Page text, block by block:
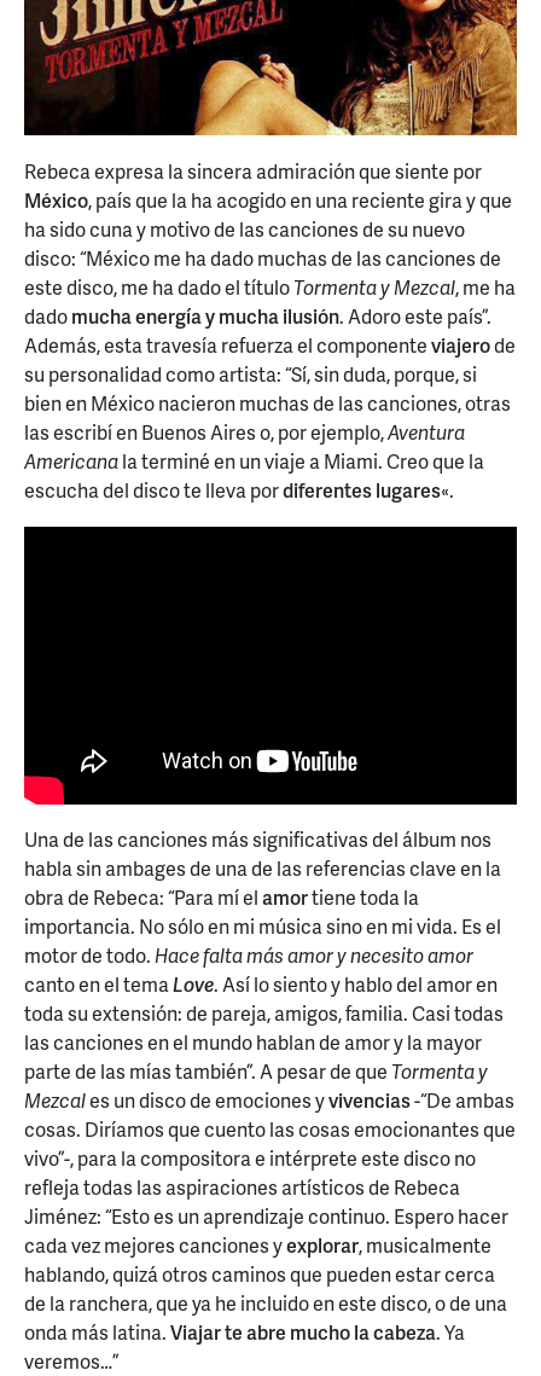
Rebeca expresa la sincera admiración que siente por
México, país que la ha acogido en una reciente gira y que
ha sido cuna y motivo de las canciones de su nuevo
disco: “México me ha dado muchas de las canciones de
este disco, me ha dado el títuloTormenta y Mezcal, me ha
dadomucha energía y mucha ilusión. Adoro este país”.
Además, esta travesía refuerza el componenteviajerode
su personalidad como artista: “Sí, sin duda, porque, si
bien en México nacieron muchas de las canciones, otras
las escribí en Buenos Aires o, por ejemplo,Aventura
Americanala terminé en un viaje a Miami. Creo que la
escucha del disco te lleva pordiferentes lugares«.
Una de las canciones más significativas del álbum nos
habla sin ambages de una de las referencias clave en la
obra de Rebeca: “Para mí elamortiene toda la
importancia. No sólo en mi música sino en mi vida. Es el
motor de todo.Hace falta más amor y necesito amor
canto en el temaLove. Así lo siento y hablo del amor en
toda su extensión: de pareja, amigos, familia. Casi todas
las canciones en el mundo hablan de amor y la mayor
parte de las mías también”. A pesar de que Tormenta y
Mezcales un disco de emociones yvivencias-“De ambas
cosas. Diríamos que cuento las cosas emocionantes que
vivo”-, para la compositora e intérprete este disco no
refleja todas las aspiraciones artísticos de Rebeca
Jiménez: “Esto es un aprendizaje continuo. Espero hacer
cada vez mejores canciones yexplorar, musicalmente
hablando, quizá otros caminos que pueden estar cerca
de la ranchera, que ya he incluido en este disco, o de una
onda más latina.Viajar te abre mucho la cabeza. Ya
veremos…”